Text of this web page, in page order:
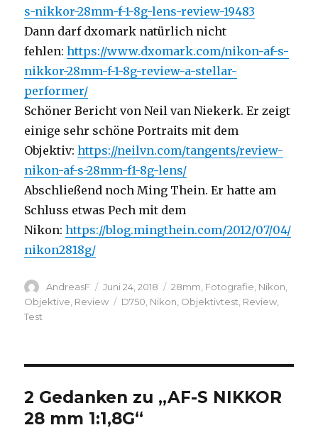
s-nikkor-28mm-f-1-8g-lens-review-19483
Dann darf dxomark natürlich nicht
fehlen:https://www.dxomark.com/nikon-af-s-
nikkor-28mm-f-1-8g-review-a-stellar-
performer/
Schöner Bericht von Neil van Niekerk. Er zeigt
einige sehr schöne Portraits mit dem
Objektiv:https://neilvn.com/tangents/review-
nikon-af-s-28mm-f1-8g-lens/
Abschließend noch Ming Thein. Er hatte am
Schluss etwas Pech mit dem
Nikon:https://blog.mingthein.com/2012/07/04/
nikon2818g/
Autor
AndreasF
Veröffentlicht
am
Juni 24, 2018 Kategorien
28mm Fotografie Nikon
Objektive Review Schlagwörter
D750 Nikon Objektivtest Review
Test
2 Gedanken zu „AF-S NIKKOR
28 mm 1:1,8G“